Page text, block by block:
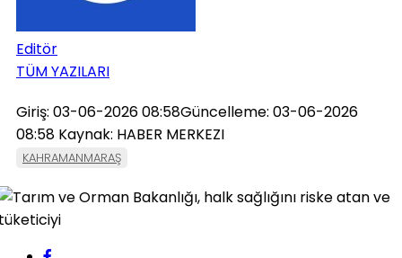
Editör
TÜM YAZILARI
Giriş: 03-06-2026 08:58Güncelleme: 03-06-2026
08:58 Kaynak: HABER MERKEZI
KAHRAMANMARAŞ